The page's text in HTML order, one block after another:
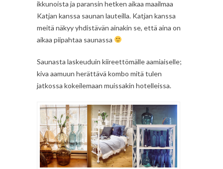
ikkunoista ja paransin hetken aikaa maailmaa
Katjan kanssa saunan lauteilla. Katjan kanssa
meitä näkyy yhdistävän ainakin se, että aina on
aikaa piipahtaa saunassa
Saunasta laskeuduin kiireettömälle aamiaiselle;
kiva aamuun herättävä kombo mitä tulen
jatkossa kokeilemaan muissakin hotelleissa.